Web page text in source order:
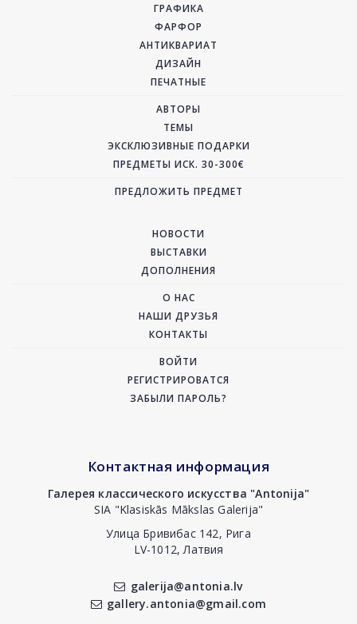
ГРАФИКА
ФАРФОР
АНТИКВАРИАТ
ДИЗАЙН
ПЕЧАТНЫЕ
АВТОРЫ
ТЕМЫ
ЭКСКЛЮЗИВНЫЕ ПОДАРКИ
ПРЕДМЕТЫ ИСК. 30-300€
ПРЕДЛОЖИТЬ ПРЕДМЕТ
НОВОСТИ
ВЫСТАВКИ
ДОПОЛНЕНИЯ
О НАС
НАШИ ДРУЗЬЯ
КОНТАКТЫ
ВОЙТИ
РЕГИСТРИРОВАТСЯ
ЗАБЫЛИ ПАРОЛЬ?
Контактная информация
Галерея классического искусства "Antonija"
SIA "Klasiskās Mākslas Galerija"
Улица Бривибас 142, Рига
LV-1012, Латвия
galerija@antonia.lv
gallery.antonia@gmail.com